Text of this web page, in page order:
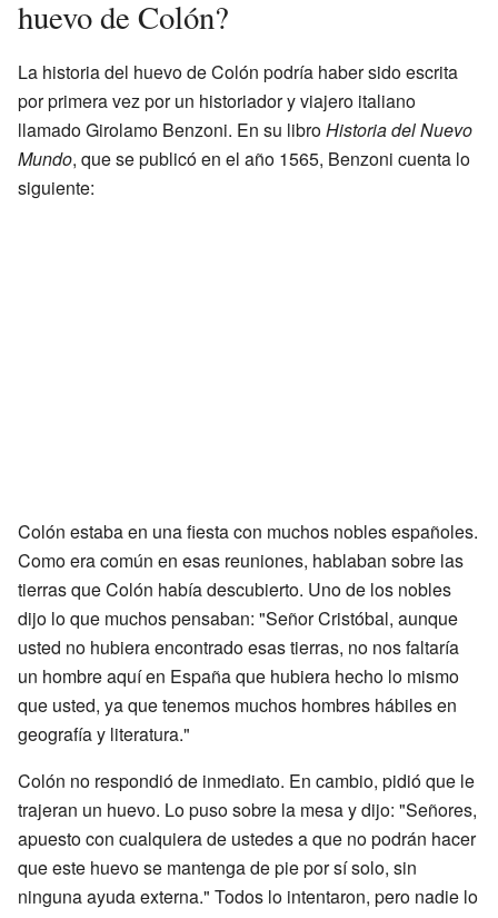
huevo de Colón?
La historia del huevo de Colón podría haber sido escrita
por primera vez por un historiador y viajero italiano
llamado Girolamo Benzoni. En su libroHistoria del Nuevo
Mundo, que se publicó en el año 1565, Benzoni cuenta lo
siguiente:
Colón estaba en una fiesta con muchos nobles españoles.
Como era común en esas reuniones, hablaban sobre las
tierras que Colón había descubierto. Uno de los nobles
dijo lo que muchos pensaban: "Señor Cristóbal, aunque
usted no hubiera encontrado esas tierras, no nos faltaría
un hombre aquí en España que hubiera hecho lo mismo
que usted, ya que tenemos muchos hombres hábiles en
geografía y literatura."
Colón no respondió de inmediato. En cambio, pidió que le
trajeran un huevo. Lo puso sobre la mesa y dijo: "Señores,
apuesto con cualquiera de ustedes a que no podrán hacer
que este huevo se mantenga de pie por sí solo, sin
ninguna ayuda externa." Todos lo intentaron, pero nadie lo